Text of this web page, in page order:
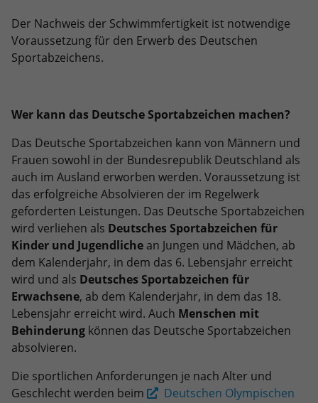
Der Nachweis der Schwimmfertigkeit ist notwendige
Voraussetzung für den Erwerb des Deutschen
Sportabzeichens.
Wer kann das Deutsche Sportabzeichen machen?
Das Deutsche Sportabzeichen kann von Männern und
Frauen sowohl in der Bundesrepublik Deutschland als
auch im Ausland erworben werden. Voraussetzung ist
das erfolgreiche Absolvieren der im Regelwerk
geforderten Leistungen. Das Deutsche Sportabzeichen
wird verliehen als Deutsches Sportabzeichen für
Kinder und Jugendliche an Jungen und Mädchen, ab
dem Kalenderjahr, in dem das 6. Lebensjahr erreicht
wird und als Deutsches Sportabzeichen für
Erwachsene, ab dem Kalenderjahr, in dem das 18.
Lebensjahr erreicht wird. Auch Menschen mit
Behinderung können das Deutsche Sportabzeichen
absolvieren.
Die sportlichen Anforderungen je nach Alter und
Geschlecht werden beim
Deutschen Olympischen
Zweck
Cookie von TYPO3. Es speichert im Falle
eines Benutzer-Logins die Session-ID.
wiedererkannt werden und es wird ihm
Zweck
die Nutzung der Website für den
Analysebericht der Website zu
verfolgen. Die Cookies speichern
eindeutige Besucher zu identifizieren.
_gid
Anbieter Google Analytics
Laufzeit 1 Tag
Zweck
Dieses Cookie wird von Google Analytics
installiert. Das Cookie wird verwendet,
um Informationen darüber zu
speichern, wie Besucher eine Website
nutzen, und hilft bei der Erstellung
eines Analyseberichts darüber, wie es
der Website geht. Die erhobenen Daten
Quelle, aus der sie stammen, und die
Seiten in anonymisierter Form.
Laufzeit 6 Monate
Informationen speichert, insbesondere
wie viele Suchergebnisse pro Seite
angezeigt werden sollen (z. B. 10 oder
20) und ob der Google SafeSearch-Filter
aktiviert sein soll.
Externe Inhalte
Wir verwenden auf unserer Website externe Inhalte, um
Ihnen zusätzliche Informationen anzubieten.